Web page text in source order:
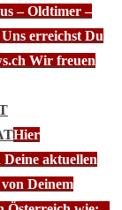
– Oldtimer –
erreichst Du
Wir freuen
Hier
aktuellen
Deinem